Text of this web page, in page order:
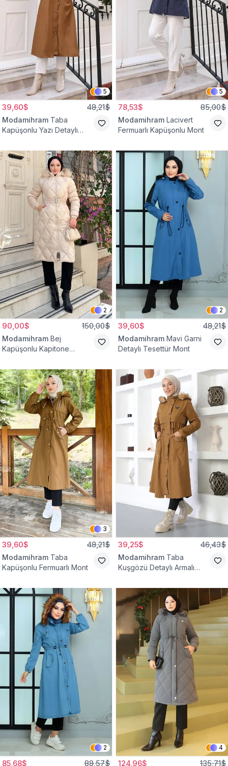
5
39,60$ 48,21$
Modamihram Taba
Kapüşonlu Yazı Detaylı
5
78,53$ 85,00$
Modamihram Lacivert
Fermuarlı Kapüşonlu Mont
2
90,00$ 150,00$
Modamihram Bej
Kapüşonlu Kapitone
2
39,60$ 48,21$
Modamihram Mavi Garni
Detaylı Tesettür Mont
3
39,60$ 48,21$
Modamihram Taba
Kapüşonlu Fermuarlı Mont
39,25$ 46,43$
Modamihram Taba
Kuşgözü Detaylı Armalı
2
85,68$ 88,57$
4
124,96$ 135,71$